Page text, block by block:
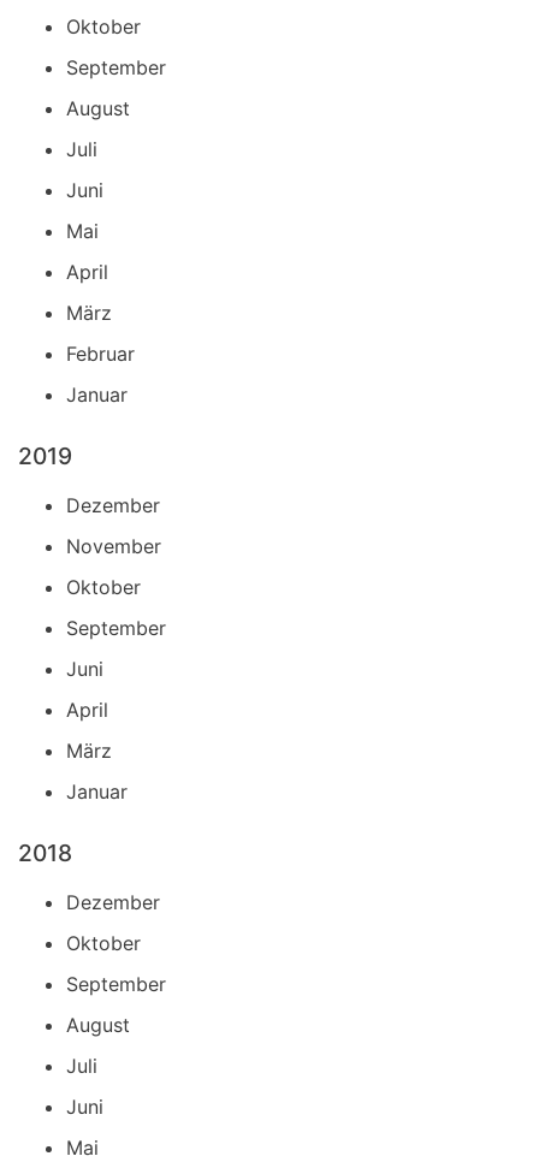
Oktober
September
August
Juli
Juni
Mai
April
März
Februar
Januar
2019
Dezember
November
Oktober
September
Juni
April
März
Januar
2018
Dezember
Oktober
September
August
Juli
Juni
Mai